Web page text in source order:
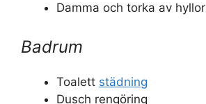
Damma och torka av hyllor
Badrum
Toalett städning
Dusch rengöring